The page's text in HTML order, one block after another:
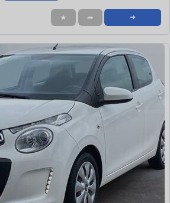
★ ➦ ➜